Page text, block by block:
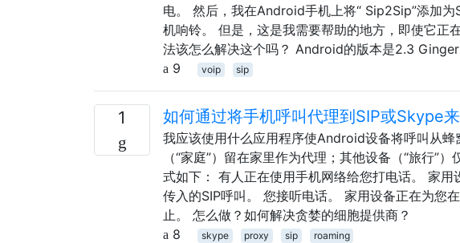
电。 然后，我在Android手机上将“ Sip2Sip”添加
机响铃。 但是，这是我需要帮助的地方，即使它正
法该怎么解决这个吗？ Android的版本是2.3
9
voip sip
1 如何通过将手机呼叫代理到SIP或Skype来
我应该使用什么应用程序使Android设备将呼叫从
（“家庭”）留在家里作为代理；其他设备（“旅行”
式如下： 有人正在使用手机网络给您打电话。 家
传入的SIP呼叫。 您接听电话。 家用设备正在为您
止。 怎么做？如何解决贪婪的细胞提供商？
8
skype proxy sip roaming